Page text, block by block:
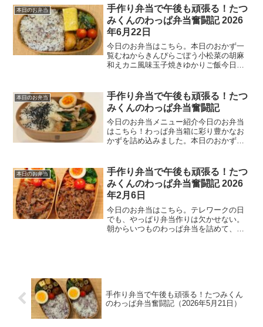
か。この暑さにはこれがたまらなくちょ
うどいい。我が家では定番...
本日のお弁当
手作り弁当で午後も頑張る！たつ
みくんのわっぱ弁当奮闘記 2026
年6月22日
今日のお弁当はこちら。本日のおかず一
覧むねからきんぴらごぼう小松菜の胡麻
和えカニ風味玉子焼きゆかりご飯今日の
でランチ＆サウナを楽しむらしい。いい
なあ……と思いつつ、わっ...
本日のお弁当
手作り弁当で午後も頑張る！たつ
みくんのわっぱ弁当奮闘記
今日のお弁当メニュー紹介今日のお弁当
はこちら！わっぱ弁当箱に彩り豊かなお
かずを詰め込みました。本日のおかず一
• 味付け茹でたまご• ゆで豚ときゅうりの
ピリ辛...
本日のお弁当
手作り弁当で午後も頑張る！たつ
みくんのわっぱ弁当奮闘記 2026
年2月6日
今日のお弁当はこちら。テレワークの日
でも、やっぱり弁当作りは欠かせない。
朝からいつものわっぱ弁当を詰めて、ル
手作り弁当で午後も頑張る！たつみくん
のわっぱ弁当奮闘記（2026年5月21日）